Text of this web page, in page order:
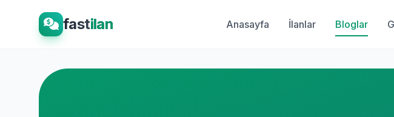
fastilan Anasayfa İlanlar Bloglar